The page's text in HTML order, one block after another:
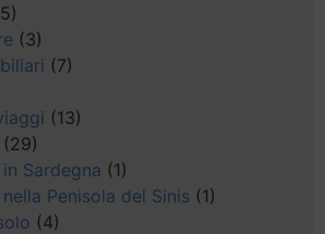
(3)
(7)
(13)
(29)
Sardegna (1)
Penisola del Sinis (1)
(4)